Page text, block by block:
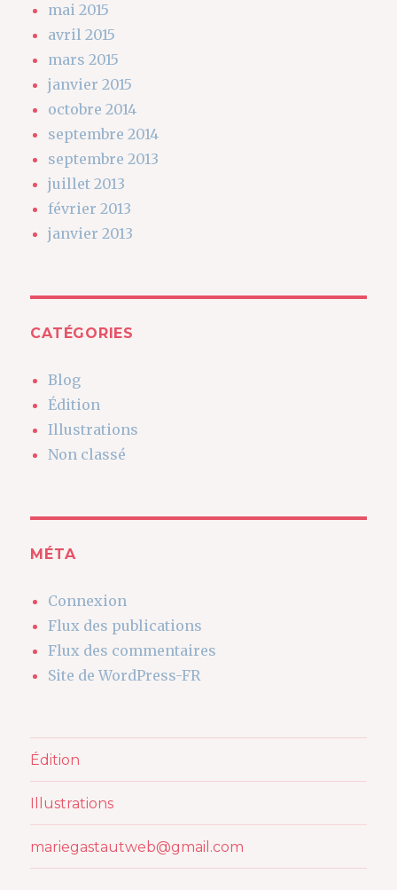
mai 2015
avril 2015
mars 2015
janvier 2015
octobre 2014
septembre 2014
septembre 2013
juillet 2013
février 2013
janvier 2013
CATÉGORIES
Blog
Édition
Illustrations
Non classé
MÉTA
Connexion
Flux des publications
Flux des commentaires
Site de WordPress-FR
Édition
Illustrations
mariegastautweb@gmail.com